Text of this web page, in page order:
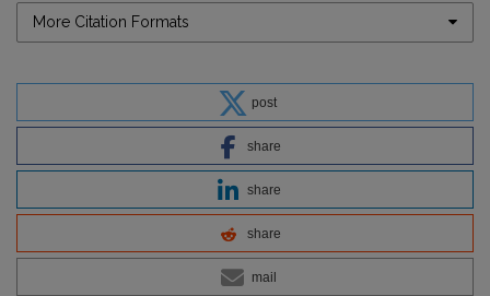
More Citation Formats
post
share
share
share
mail